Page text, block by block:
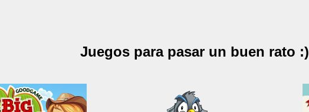
Juegos para pasar un buen rato :)